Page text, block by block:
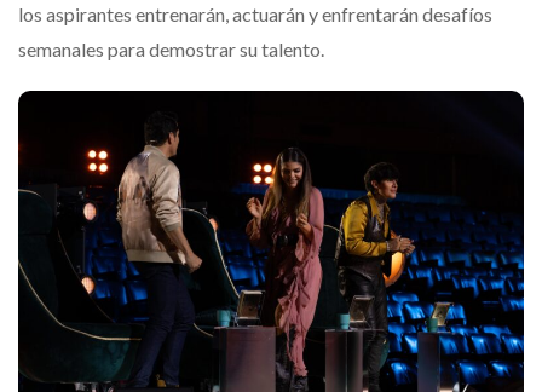
los aspirantes entrenarán, actuarán y enfrentarán desafíos
semanales para demostrar su talento.